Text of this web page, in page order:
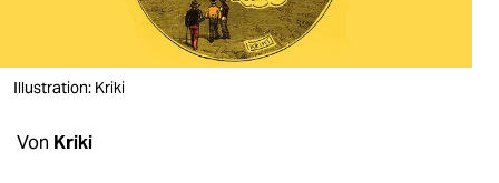
verlag
veranstaltungen
Illustration: Kriki
Von Kriki